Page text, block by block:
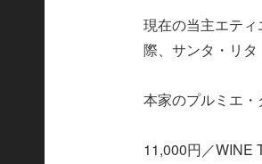
現在の当主エテ
際、サンタ・リタ
本家のプルミエ・
11,000円／WINE